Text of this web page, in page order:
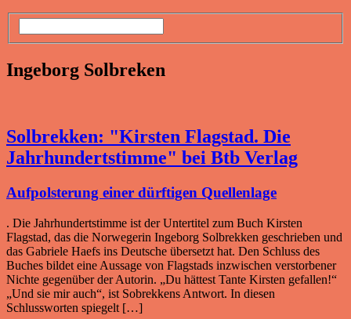
Ingeborg Solbreken
Solbrekken: "Kirsten Flagstad. Die
Jahrhundertstimme" bei Btb Verlag
Aufpolsterung einer dürftigen Quellenlage
. Die Jahrhundertstimme ist der Untertitel zum Buch Kirsten
Flagstad, das die Norwegerin Ingeborg Solbrekken geschrieben und
das Gabriele Haefs ins Deutsche übersetzt hat. Den Schluss des
Buches bildet eine Aussage von Flagstads inzwischen verstorbener
Nichte gegenüber der Autorin. „Du hättest Tante Kirsten gefallen!“
„Und sie mir auch“, ist Sobrekkens Antwort. In diesen
Schlussworten spiegelt […]